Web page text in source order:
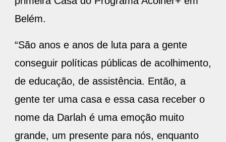
Belém.
“São anos e anos de luta para a gente
conseguir políticas públicas de acolhimento,
de educação, de assistência. Então, a
gente ter uma casa e essa casa receber o
nome da Darlah é uma emoção muito
grande, um presente para nós, enquanto